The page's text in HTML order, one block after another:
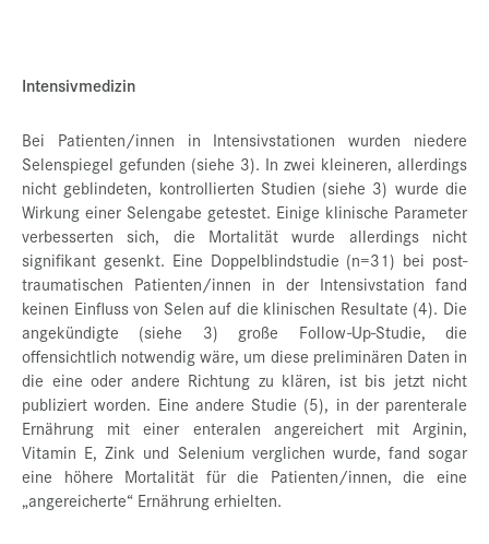
Intensivmedizin
Bei Patienten/innen in Intensivstationen wurden niedere
Selenspiegel gefunden (siehe 3). In zwei kleineren, allerdings
nicht geblindeten, kontrollierten Studien (siehe 3) wurde die
Wirkung einer Selengabe getestet. Einige klinische Parameter
verbesserten sich, die Mortalität wurde allerdings nicht
signifikant gesenkt. Eine Doppelblindstudie (n=31) bei post-
traumatischen Patienten/innen in der Intensivstation fand
keinen Einfluss von Selen auf die klinischen Resultate (4). Die
angekündigte (siehe 3) große Follow-Up-Studie, die
offensichtlich notwendig wäre, um diese preliminären Daten in
die eine oder andere Richtung zu klären, ist bis jetzt nicht
publiziert worden. Eine andere Studie (5), in der parenterale
Ernährung mit einer enteralen angereichert mit Arginin,
Vitamin E, Zink und Selenium verglichen wurde, fand sogar
eine höhere Mortalität für die Patienten/innen, die eine
„angereicherte“ Ernährung erhielten.